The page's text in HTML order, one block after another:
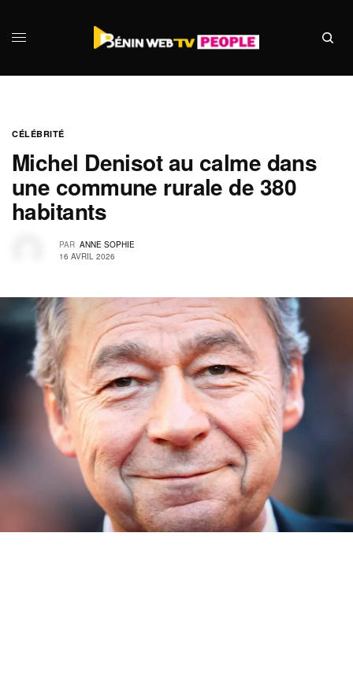
CÉLÉBRITÉ
Michel Denisot au calme dans
une commune rurale de 380
habitants
PAR ANNE SOPHIE
16 AVRIL 2026